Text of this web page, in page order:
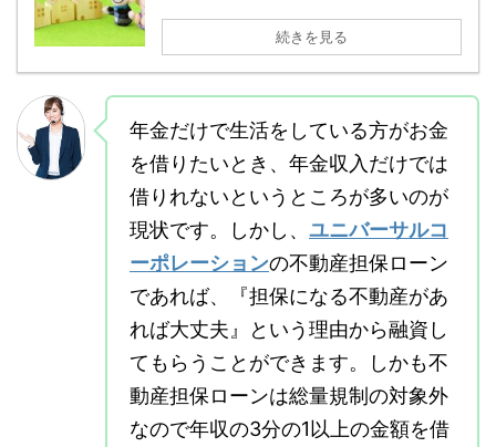
続きを見る
年金だけで生活をしている方がお金
を借りたいとき、年金収入だけでは
借りれないというところが多いのが
現状です。しかし、 ユニバーサルコ
ーポレーションの不動産担保ローン
であれば、『担保になる不動産があ
れば大丈夫』という理由から融資し
てもらうことができます。しかも不
動産担保ローンは総量規制の対象外
なので年収の3分の1以上の金額を借